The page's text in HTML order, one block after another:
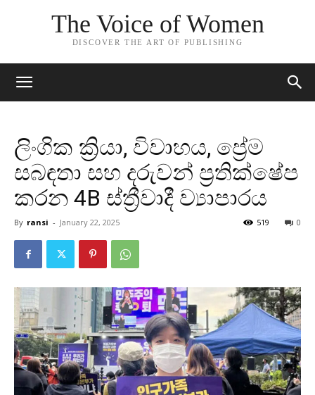
The Voice of Women
DISCOVER THE ART OF PUBLISHING
ලිංගික ක්‍රියා, විවාහය, ප්‍රේම
සබඳතා සහ දරුවන් ප්‍රතික්ෂේප
කරන 4B ස්ත්‍රීවාදී ව්‍යාපාරය
By ransi - January 22, 2025 0
519